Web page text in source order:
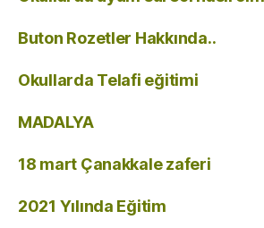
Buton Rozetler Hakkında..
Okullarda Telafi eğitimi
MADALYA
18 mart Çanakkale zaferi
2021 Yılında Eğitim